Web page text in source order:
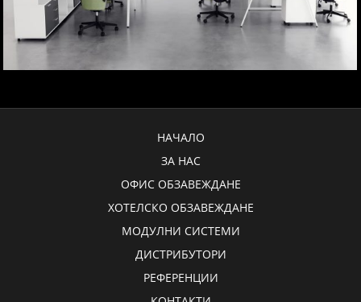
НАЧАЛО
ЗА НАС
ОФИС ОБЗАВЕЖДАНЕ
ХОТЕЛСКО ОБЗАВЕЖДАНЕ
МОДУЛНИ СИСТЕМИ
ДИСТРИБУТОРИ
РЕФЕРЕНЦИИ